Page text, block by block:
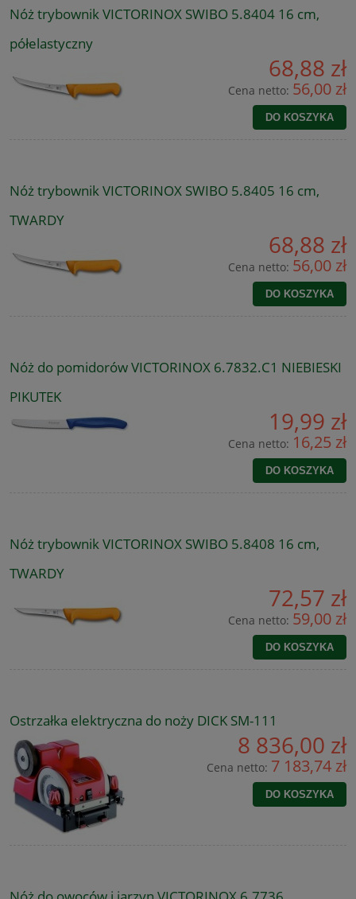
Nóż trybownik VICTORINOX SWIBO 5.8404 16 cm,
półelastyczny
68,88 zł
Cena netto: 56,00 zł
DO KOSZYKA
Nóż trybownik VICTORINOX SWIBO 5.8405 16 cm,
TWARDY
68,88 zł
Cena netto: 56,00 zł
DO KOSZYKA
Nóż do pomidorów VICTORINOX 6.7832.C1 NIEBIESKI
PIKUTEK
19,99 zł
Cena netto: 16,25 zł
DO KOSZYKA
Nóż trybownik VICTORINOX SWIBO 5.8408 16 cm,
TWARDY
72,57 zł
Cena netto: 59,00 zł
DO KOSZYKA
Ostrzałka elektryczna do noży DICK SM-111
8 836,00 zł
Cena netto: 7 183,74 zł
DO KOSZYKA